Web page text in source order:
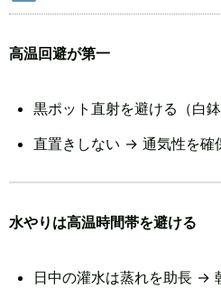
高温回避が第一
黒ポット直射を避ける（白
直置きしない → 通気性を確
水やりは高温時間帯を避ける
日中の灌水は蒸れを助長 →